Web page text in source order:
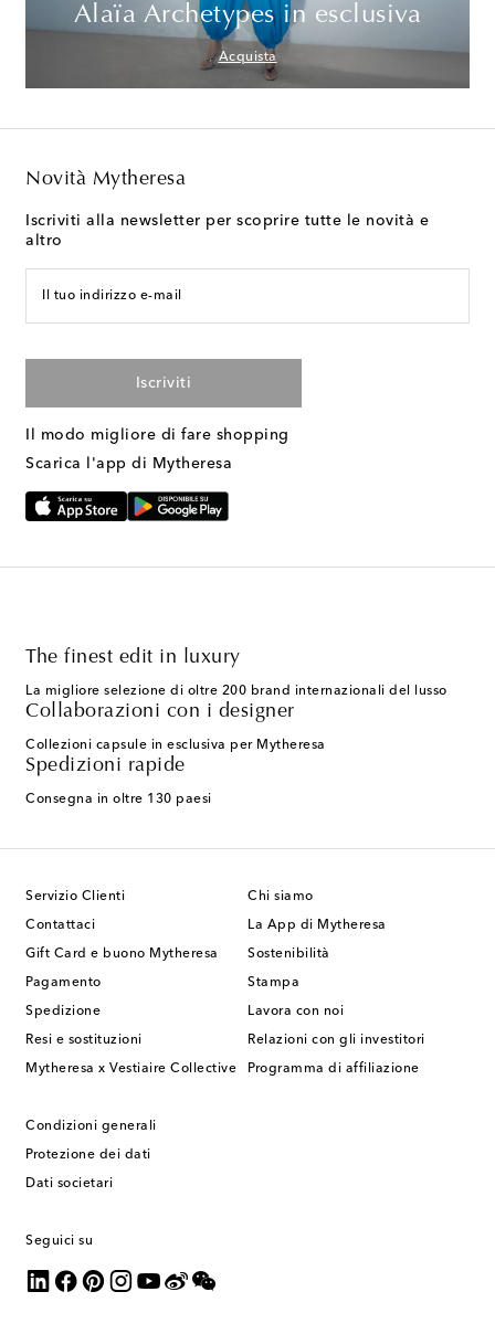
Alaïa Archetypes in esclusiva
Acquista
Novità Mytheresa
Iscriviti alla newsletter per scoprire tutte le novità e
altro
Il tuo indirizzo e-mail
Iscriviti
Il modo migliore di fare shopping
Scarica l'app di Mytheresa
The finest edit in luxury
La migliore selezione di oltre 200 brand internazionali del lusso
Collaborazioni con i designer
Collezioni capsule in esclusiva per Mytheresa
Spedizioni rapide
Consegna in oltre 130 paesi
Servizio Clienti
Contattaci
Gift Card e buono Mytheresa
Pagamento
Spedizione
Resi e sostituzioni
Mytheresa x Vestiaire Collective
Chi siamo
La App di Mytheresa
Sostenibilità
Stampa
Lavora con noi
Relazioni con gli investitori
Programma di affiliazione
Condizioni generali
Protezione dei dati
Dati societari
Seguici su